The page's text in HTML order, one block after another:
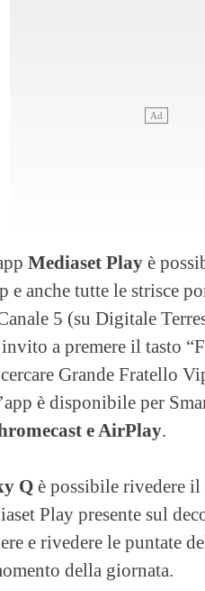
Mediaset Play è
e anche tutte le strisce
5 (su Digitale
a premere il tasto
Grande Fratello
è disponibile per
e AirPlay.
Q è possibile rivedere il
Play presente sul
e rivedere le puntate
della giornata.